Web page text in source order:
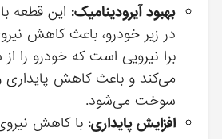
بهبود آیرودینامیک: این قطعه
در زیر خودرو، باعث کاهش
برا نیرویی است که خودرو را
می‌کند و باعث کاهش
سوخت می‌شود.
افزایش پایداری: با کاهش